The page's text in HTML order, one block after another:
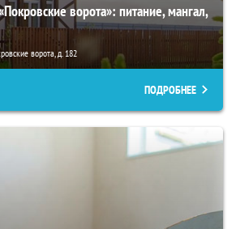
ворота»: питание, мангал,
ворота, д. 182
ПОДРОБНЕЕ